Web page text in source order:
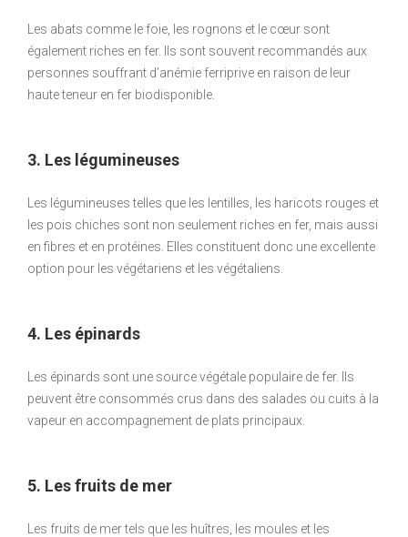
Les abats comme le foie, les rognons et le cœur sont
également riches en fer. Ils sont souvent recommandés aux
personnes souffrant d’anémie ferriprive en raison de leur
haute teneur en fer biodisponible.
3. Les légumineuses
Les légumineuses telles que les lentilles, les haricots rouges et
les pois chiches sont non seulement riches en fer, mais aussi
en fibres et en protéines. Elles constituent donc une excellente
option pour les végétariens et les végétaliens.
4. Les épinards
Les épinards sont une source végétale populaire de fer. Ils
peuvent être consommés crus dans des salades ou cuits à la
vapeur en accompagnement de plats principaux.
5. Les fruits de mer
Les fruits de mer tels que les huîtres, les moules et les